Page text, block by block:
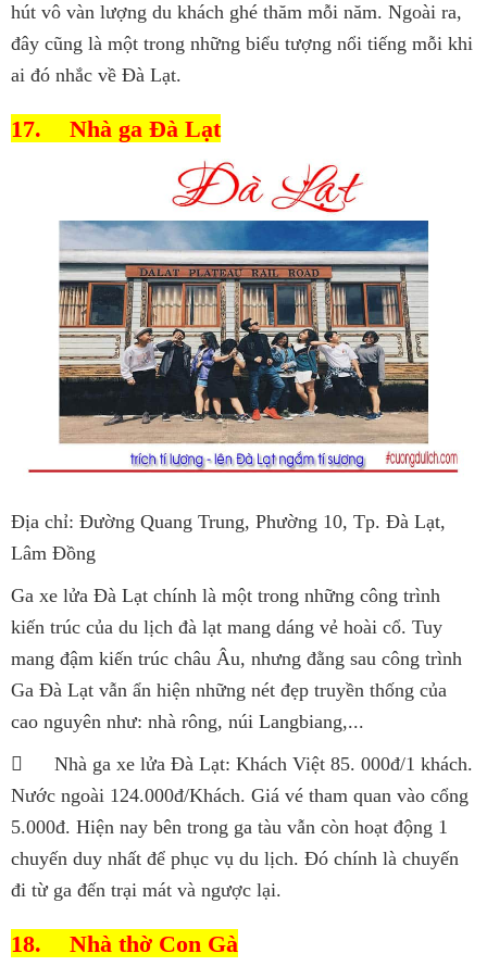
hút vô vàn lượng du khách ghé thăm mỗi năm. Ngoài ra,
đây cũng là một trong những biểu tượng nổi tiếng mỗi khi
ai đó nhắc về Đà Lạt.
17. Nhà ga Đà Lạt
Địa chỉ: Đường Quang Trung, Phường 10, Tp. Đà Lạt,
Lâm Đồng
Ga xe lửa Đà Lạt chính là một trong những công trình
kiến trúc của du lịch đà lạt mang dáng vẻ hoài cổ. Tuy
mang đậm kiến trúc châu Âu, nhưng đằng sau công trình
Ga Đà Lạt vẫn ẩn hiện những nét đẹp truyền thống của
cao nguyên như: nhà rông, núi Langbiang,...

Nhà ga xe lửa Đà Lạt: Khách Việt 85. 000đ/1 khách.
Nước ngoài 124.000đ/Khách. Giá vé tham quan vào cổng
5.000đ. Hiện nay bên trong ga tàu vẫn còn hoạt động 1
chuyến duy nhất để phục vụ du lịch. Đó chính là chuyến
đi từ ga đến trại mát và ngược lại.
18. Nhà thờ Con Gà